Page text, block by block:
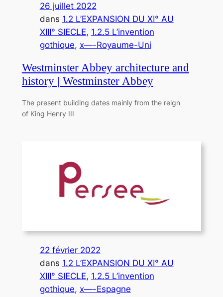
26 juillet 2022
dans 1.2 L’EXPANSION DU XI° AU
XIII° SIECLE, 1.2.5 L’invention
gothique, x—-Royaume-Uni
Westminster Abbey architecture and
history | Westminster Abbey
The present building dates mainly from the reign
of King Henry III
22 février 2022
dans 1.2 L’EXPANSION DU XI° AU
XIII° SIECLE, 1.2.5 L’invention
gothique, x—-Espagne